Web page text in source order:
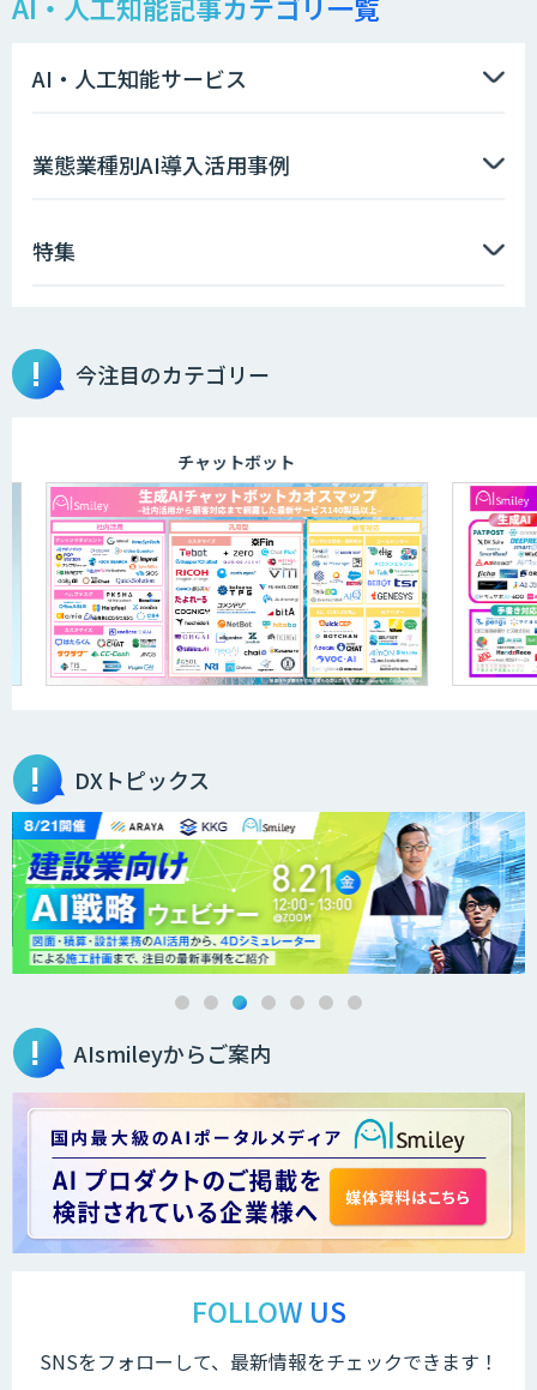
AI・人工知能サービス
業態業種別AI導入活用事例
特集
今注目のカテゴリー
チャットボット
DXトピックス
AIsmileyからご案内
FOLLOW US
SNSをフォローして、最新情報をチェックできます！